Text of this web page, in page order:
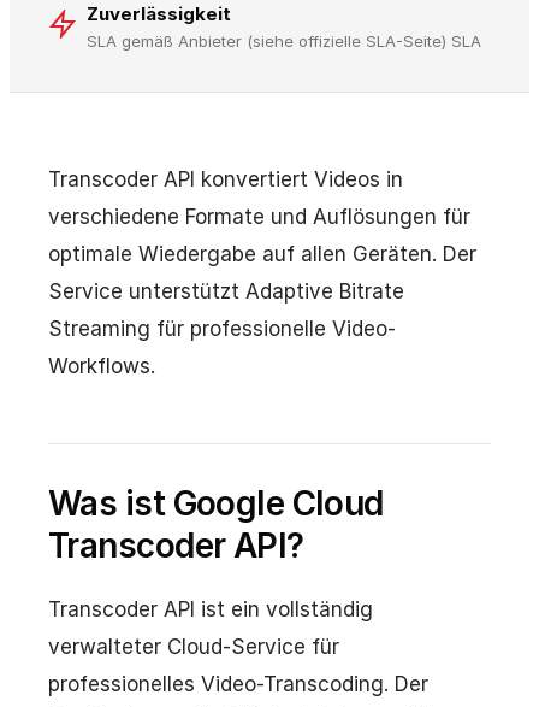
Zuverlässigkeit
SLA gemäß Anbieter (siehe offizielle SLA-Seite) SLA
Transcoder API konvertiert Videos in
verschiedene Formate und Auflösungen für
optimale Wiedergabe auf allen Geräten. Der
Service unterstützt Adaptive Bitrate
Streaming für professionelle Video-
Workflows.
Was ist Google Cloud
Transcoder API?
Transcoder API ist ein vollständig
verwalteter Cloud-Service für
professionelles Video-Transcoding. Der